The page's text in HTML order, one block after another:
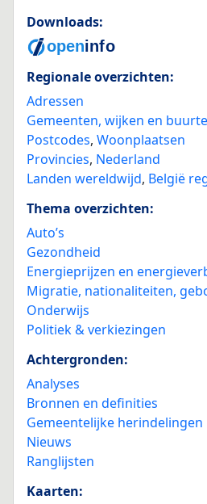
Downloads:
Regionale overzichten:
Adressen
Gemeenten, wijken en
Postcodes, Woonplaatsen
Provincies, Nederland
Landen wereldwijd, België
Thema overzichten:
Auto’s
Gezondheid
Energieprijzen en
Migratie, nationaliteiten,
Onderwijs
Politiek & verkiezingen
Achtergronden:
Analyses
Bronnen en definities
Gemeentelijke herindelingen
Nieuws
Ranglijsten
Kaarten: